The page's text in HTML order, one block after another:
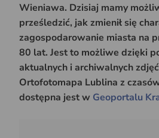
Wieniawa. Dzisiaj mamy
prześledzić, jak zmienił się
zagospodarowanie miasta na
80 lat. Jest to możliwe dzięki
aktualnych i archiwalnych
Ortofotomapa Lublina z
dostępna jest w Geoportalu